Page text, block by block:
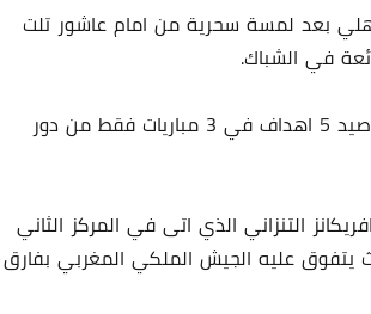
الاهلي بعد لمسة سحرية من امام عاشور تلت
في الشباك.
و بهذه الثنائية تصدر تريزيجيه ترتيب هدافي بطولة دوري ابطال افريقيا برصيد 5 اهداف في 3 مباريات فقط من دور
7 نقاط متفوقا على يانج افريكانز التنزاني الذي اتى في المركز الثاني
حيث يتفوق عليه الجيش الملكي المغربي بفارق